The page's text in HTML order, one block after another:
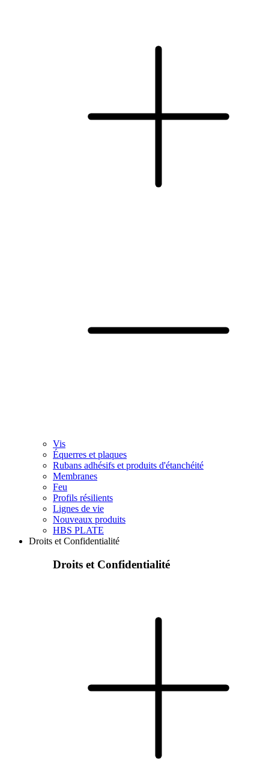
Vis
Équerres et plaques
Rubans adhésifs et produits d'étanchéité
Membranes
Feu
Profils résilients
Lignes de vie
Nouveaux produits
HBS PLATE
Droits et Confidentialité
Droits et Confidentialité